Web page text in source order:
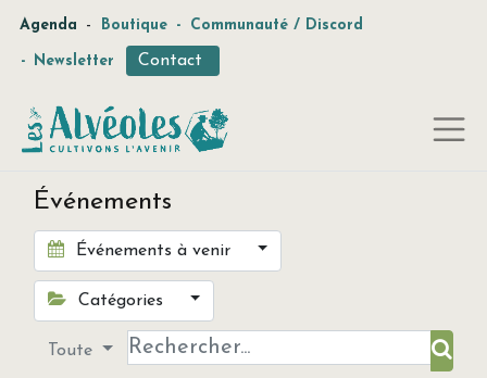
Agenda - Boutique - Communauté / Discord
- Newsletter Contact
Événements
Événements à venir
Catégories
Toute